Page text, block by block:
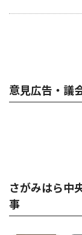
意見広告・議
さがみはら中
事